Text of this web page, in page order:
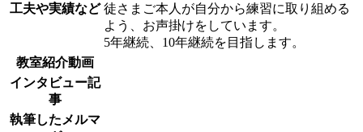
工夫や実績など 徒さまご本人が自分から練習に取り組める
よう、お声掛けをしています。
5年継続、10年継続を目指します。
教室紹介動画
インタビュー記
事
執筆したメルマ